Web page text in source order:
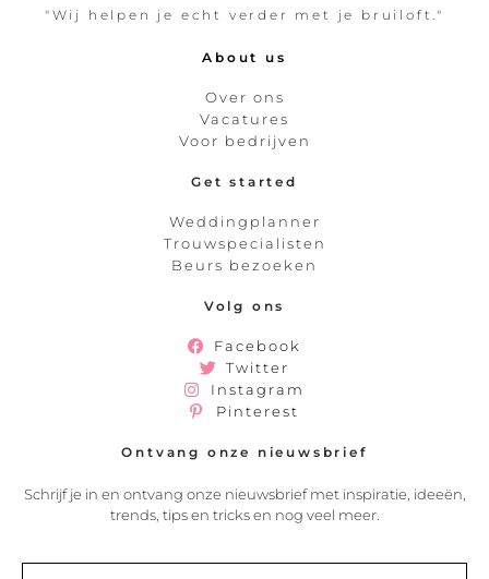
"Wij helpen je echt verder met je bruiloft."
About us
Over ons
Vacatures
Voor bedrijven
Get started
Weddingplanner
Trouwspecialisten
Beurs bezoeken
Volg ons
Facebook
Twitter
Instagram
Pinterest
Ontvang onze nieuwsbrief
Schrijf je in en ontvang onze nieuwsbrief met inspiratie, ideeën,
trends, tips en tricks en nog veel meer.